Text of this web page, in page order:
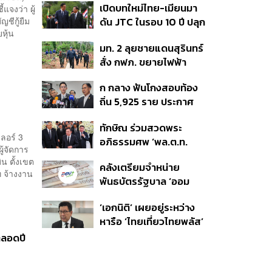
จงว่า ผู้
ญชีกู้ยืม
หุ้น
อร์ 3
จัดการ
ตั้งเขต
จ้างงาน
อดปี
ต่อดอลลาร์
อนุทิน จ่อสอบต่อเอี่ยว
ตัดตอน ม.บูรพา หรือไม่
เปิดบทใหม่ไทย-เมียนมา
ดัน JTC ในรอบ 10 ปี ปลุก
ชายแดน ท่าเรือน้ำลึก
ทวาย
มท. 2 ลุยชายแดนสุรินทร์
สั่ง กฟภ. ขยายไฟฟ้า
350’ เสริมความมั่นคง
ชายแดน
ก กลาง ฟันโกงสอบท้อง
ถิ่น 5,925 ราย ประกาศ
ราย รอ ป.ป.ช. ขีดเส้นแล้ว
เสร็จ 31 ส.ค.
ทักษิณ ร่วมสวดพระ
อภิธรรมศพ ‘พล.ต.ท.
สิน’ สิริอายุ 103 ปี แกนนำ
เพื่อไทย-บุคคลหลาก
คลังเตรียมจำหน่าย
พันธบัตรรัฐบาล ‘ออม
ก.ย.นี้ อาจเพิ่มสัดส่วนการ
ขายแบบ Small Lot First
‘เอกนิติ’ เผยอยู่ระหว่าง
หารือ ‘ไทยเที่ยวไทยพลัส’